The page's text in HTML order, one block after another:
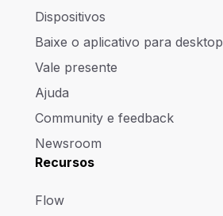
Dispositivos
Baixe o aplicativo para desktop
Vale presente
Ajuda
Community e feedback
Newsroom
Recursos
Flow